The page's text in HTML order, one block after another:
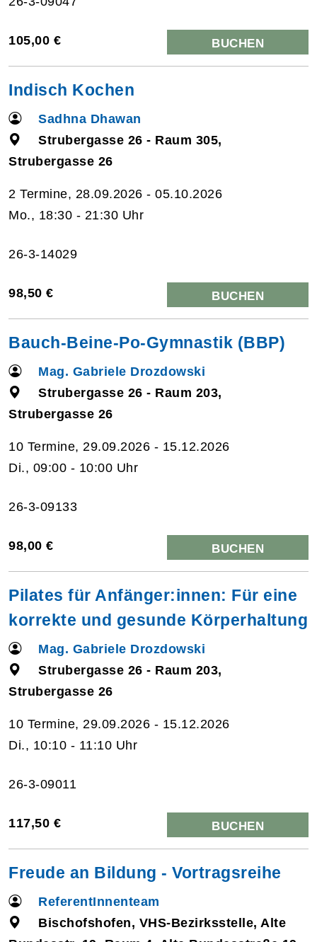
105,00 € BUCHEN
Indisch Kochen
Sadhna Dhawan
Strubergasse 26 - Raum 305,
Strubergasse 26
2 Termine, 28.09.2026 - 05.10.2026
Mo., 18:30 - 21:30 Uhr
26-3-14029
98,50 € BUCHEN
Bauch-Beine-Po-Gymnastik (BBP)
Mag. Gabriele Drozdowski
Strubergasse 26 - Raum 203,
Strubergasse 26
10 Termine, 29.09.2026 - 15.12.2026
Di., 09:00 - 10:00 Uhr
26-3-09133
98,00 € BUCHEN
Pilates für Anfänger:innen: Für eine
korrekte und gesunde Körperhaltung
Mag. Gabriele Drozdowski
Strubergasse 26 - Raum 203,
Strubergasse 26
10 Termine, 29.09.2026 - 15.12.2026
Di., 10:10 - 11:10 Uhr
26-3-09011
117,50 € BUCHEN
Freude an Bildung - Vortragsreihe
ReferentInnenteam
Bischofshofen, VHS-Bezirksstelle, Alte